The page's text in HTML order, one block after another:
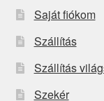
Saját fiókom
Szállítás
Szállítás
Szekér